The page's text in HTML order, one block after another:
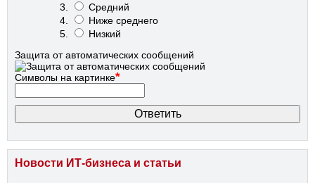
Средний
Ниже среднего
Низкий
Защита от автоматических сообщений
Символы на картинке*
Новости ИТ-бизнеса и статьи